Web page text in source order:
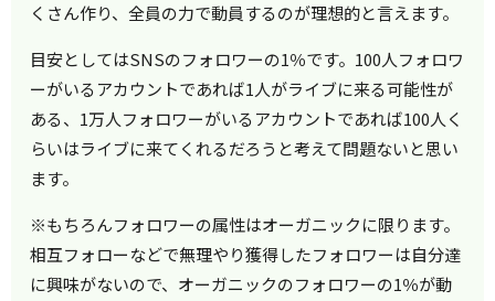
くさん作り、全員の力で動員するのが理想的と言えます。
目安としてはSNSのフォロワーの1％です。100人フォロワ
ーがいるアカウントであれば1人がライブに来る可能性が
ある、1万人フォロワーがいるアカウントであれば100人く
らいはライブに来てくれるだろうと考えて問題ないと思い
ます。
※もちろんフォロワーの属性はオーガニックに限ります。
相互フォローなどで無理やり獲得したフォロワーは自分達
に興味がないので、オーガニックのフォロワーの1％が動